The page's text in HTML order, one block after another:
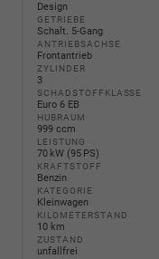
Design
GETRIEBE
Schalt. 5-Gang
ANTRIEBSACHSE
Frontantrieb
ZYLINDER
3
SCHADSTOFFKLASSE
Euro 6 EB
HUBRAUM
999 ccm
LEISTUNG
70 kW (95 PS)
KRAFTSTOFF
Benzin
KATEGORIE
Kleinwagen
KILOMETERSTAND
10 km
ZUSTAND
unfallfrei